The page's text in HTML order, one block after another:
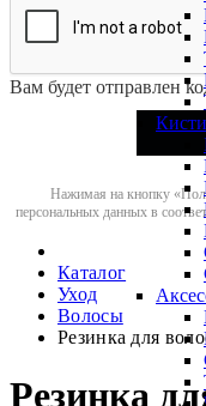
Кисти
Вам будет отправлен
Нажимая на кнопку
персональных данных в
Каталог
Уход
Волосы
Резинка для
Резинка